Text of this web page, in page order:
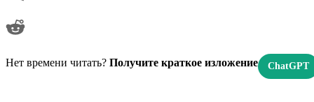
Нет времени читать? Получите краткое изложение ChatGPT